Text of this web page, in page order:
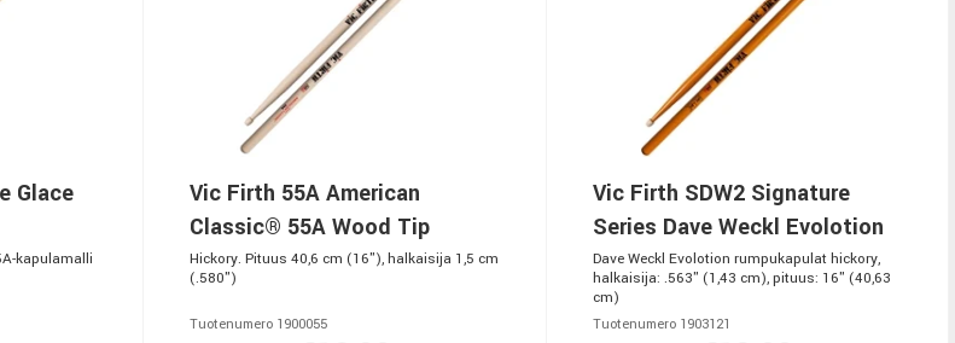
Glace
kapulamalli
Vic Firth 55A American
Classic® 55A Wood Tip
Hickory. Pituus 40,6 cm (16"), halkaisija 1,5 cm
(.580")
Tuotenumero 1900055
Vic Firth SDW2 Signature
Series Dave Weckl Evolotion
Dave Weckl Evolotion rumpukapulat hickory,
halkaisija: .563" (1,43 cm), pituus: 16" (40,63
cm)
Tuotenumero 1903121